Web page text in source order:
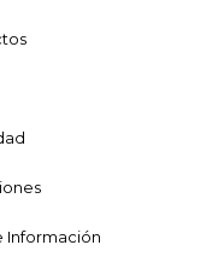
Información